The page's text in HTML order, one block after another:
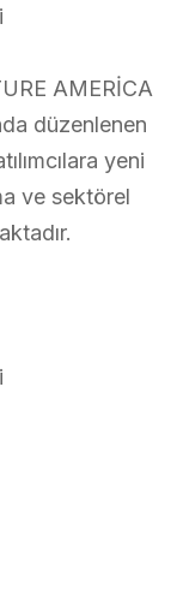
AMERİCA
düzenlenen
yeni
ve sektörel